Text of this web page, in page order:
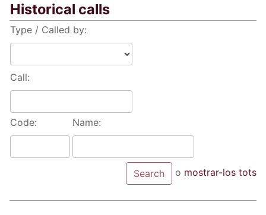
Historical calls
Type / Called by:
Call:
Code: Name:
o mostrar-los tots